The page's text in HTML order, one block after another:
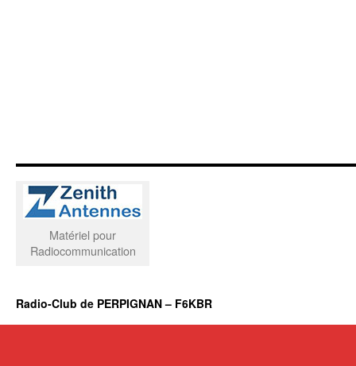
Matériel pour
Radiocommunication
Radio-Club de PERPIGNAN – F6KBR